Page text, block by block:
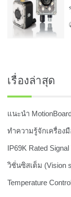
เรื่องล่าสุด
แนะนำ
ทำความรู้จักเครื่อง
IP69K Rated
วิชั่นซิสเต็ม (Vision
Temperature